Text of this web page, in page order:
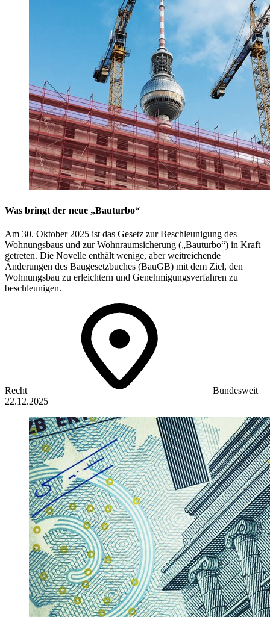
Was bringt der neue „Bauturbo“
Am 30. Oktober 2025 ist das Gesetz zur Beschleunigung des
Wohnungsbaus und zur Wohnraumsicherung („Bauturbo“) in Kraft
getreten. Die Novelle enthält wenige, aber weitreichende
Änderungen des Baugesetzbuches (BauGB) mit dem Ziel, den
Wohnungsbau zu erleichtern und Genehmigungsverfahren zu
beschleunigen.
Recht
Bundesweit
22.12.2025